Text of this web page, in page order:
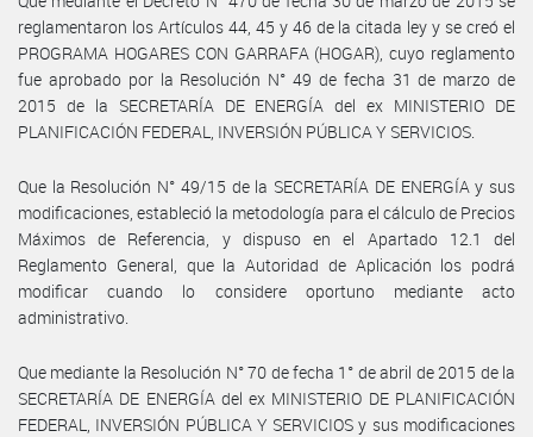
reglamentaron los Artículos 44, 45 y 46 de la citada ley y se creó el
PROGRAMA HOGARES CON GARRAFA (HOGAR), cuyo reglamento
fue aprobado por la Resolución N° 49 de fecha 31 de marzo de
2015 de la SECRETARÍA DE ENERGÍA del ex MINISTERIO DE
PLANIFICACIÓN FEDERAL, INVERSIÓN PÚBLICA Y SERVICIOS.
Que la Resolución N° 49/15 de la SECRETARÍA DE ENERGÍA y sus
modificaciones, estableció la metodología para el cálculo de Precios
Máximos de Referencia, y dispuso en el Apartado 12.1 del
Reglamento General, que la Autoridad de Aplicación los podrá
modificar cuando lo considere oportuno mediante acto
administrativo.
Que mediante la Resolución N° 70 de fecha 1° de abril de 2015 de la
SECRETARÍA DE ENERGÍA del ex MINISTERIO DE PLANIFICACIÓN
FEDERAL, INVERSIÓN PÚBLICA Y SERVICIOS y sus modificaciones